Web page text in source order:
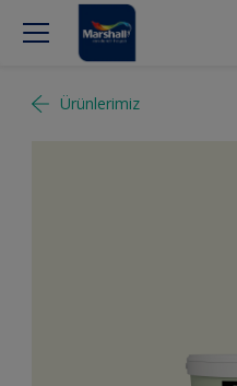
Ürünlerimiz